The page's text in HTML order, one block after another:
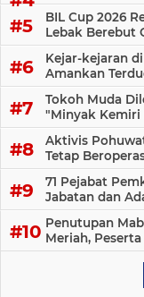
BIL Cup 2026
Lebak Berebut
Kejar-kejaran
Amankan
Tokoh Muda
"Minyak Kemiri
Aktivis
Tetap
71 Pejabat
Jabatan dan
Penutupan
Meriah,